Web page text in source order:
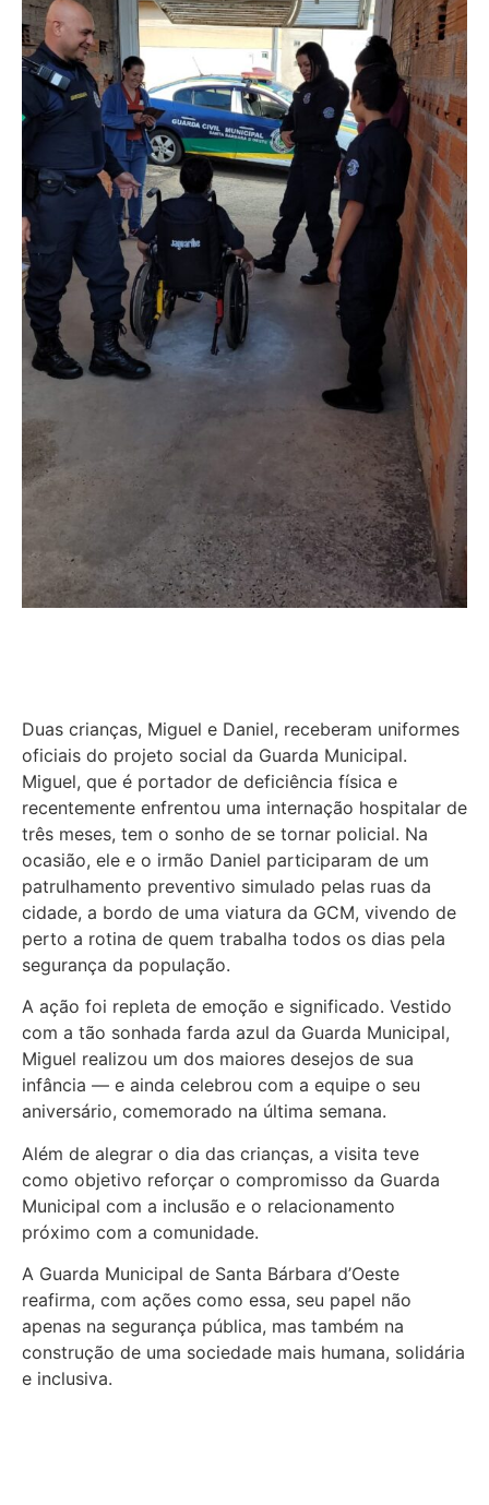
Duas crianças, Miguel e Daniel, receberam uniformes
oficiais do projeto social da Guarda Municipal.
Miguel, que é portador de deficiência física e
recentemente enfrentou uma internação hospitalar de
três meses, tem o sonho de se tornar policial. Na
ocasião, ele e o irmão Daniel participaram de um
patrulhamento preventivo simulado pelas ruas da
cidade, a bordo de uma viatura da GCM, vivendo de
perto a rotina de quem trabalha todos os dias pela
segurança da população.
A ação foi repleta de emoção e significado. Vestido
com a tão sonhada farda azul da Guarda Municipal,
Miguel realizou um dos maiores desejos de sua
infância — e ainda celebrou com a equipe o seu
aniversário, comemorado na última semana.
Além de alegrar o dia das crianças, a visita teve
como objetivo reforçar o compromisso da Guarda
Municipal com a inclusão e o relacionamento
próximo com a comunidade.
A Guarda Municipal de Santa Bárbara d’Oeste
reafirma, com ações como essa, seu papel não
apenas na segurança pública, mas também na
construção de uma sociedade mais humana, solidária
e inclusiva.